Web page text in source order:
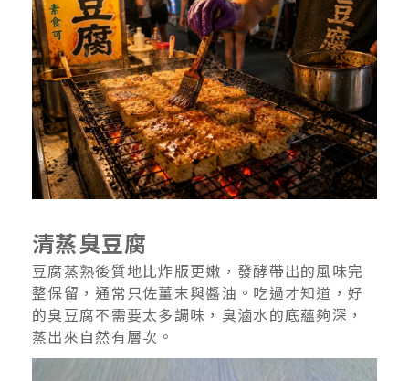
清蒸臭豆腐
豆腐蒸熟後質地比炸版更嫩，發酵帶出的風味完
整保留，通常只佐薑末與醬油。吃過才知道，好
的臭豆腐不需要太多調味，臭滷水的底蘊夠深，
蒸出來自然有層次。